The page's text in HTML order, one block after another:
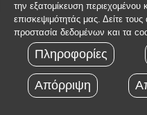
την εξατομίκευση
επισκεψιμότητάς μας. Δείτε
προστασία δεδομένων και τα
Πληροφορίες
Απόρριψη